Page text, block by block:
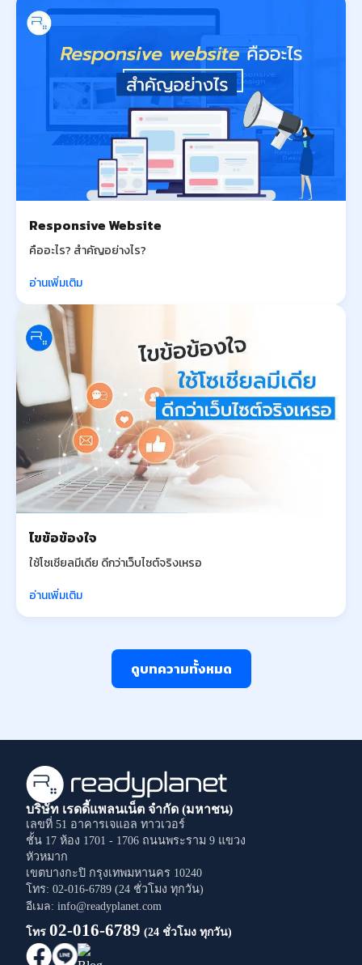
Responsive Website
คืออะไร? สำคัญอย่างไร?
อ่านเพิ่มเติม
ไขข้อข้องใจ
ใช้โซเชียลมีเดีย ดีกว่าเว็บไซต์จริงเหรอ
อ่านเพิ่มเติม
ดูบทความทั้งหมด
บริษัท เรดดี้แพลนเน็ต จำกัด (มหาชน)
เลขที่ 51 อาคารเจแอล ทาวเวอร์
ชั้น 17 ห้อง 1701 - 1706 ถนนพระราม 9 แขวง
หัวหมาก
เขตบางกะปิ กรุงเทพมหานคร 10240
โทร: 02-016-6789 (24 ชั่วโมง ทุกวัน)
อีเมล: info@readyplanet.com
โทร 02-016-6789 (24 ชั่วโมง ทุกวัน)